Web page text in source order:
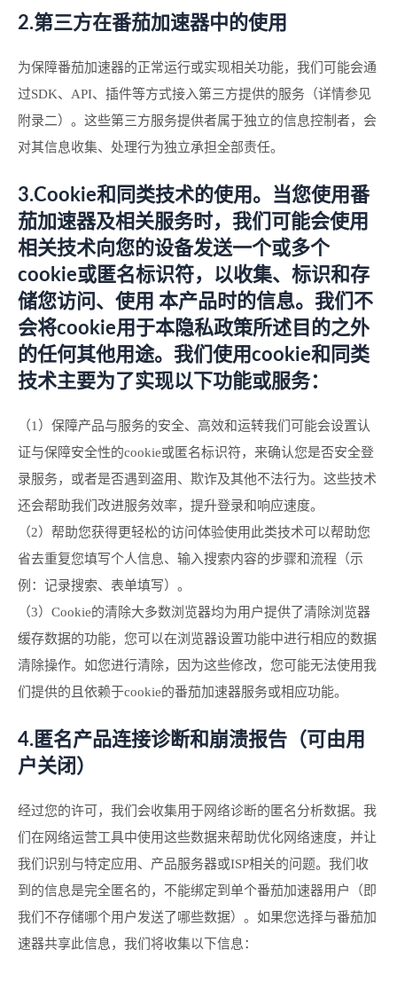
2.第三方在番茄加速器中的使用
为保障番茄加速器的正常运行或实现相关功能，我们可能会通
过SDK、API、插件等方式接入第三方提供的服务（详情参见
附录二）。这些第三方服务提供者属于独立的信息控制者，会
对其信息收集、处理行为独立承担全部责任。
3.Cookie和同类技术的使用。当您使用番
茄加速器及相关服务时，我们可能会使用
相关技术向您的设备发送一个或多个
cookie或匿名标识符，以收集、标识和存
储您访问、使用 本产品时的信息。我们不
会将cookie用于本隐私政策所述目的之外
的任何其他用途。我们使用cookie和同类
技术主要为了实现以下功能或服务：
（1）保障产品与服务的安全、高效和运转我们可能会设置认
证与保障安全性的cookie或匿名标识符，来确认您是否安全登
录服务，或者是否遇到盗用、欺诈及其他不法行为。这些技术
还会帮助我们改进服务效率，提升登录和响应速度。
（2）帮助您获得更轻松的访问体验使用此类技术可以帮助您
省去重复您填写个人信息、输入搜索内容的步骤和流程（示
例：记录搜索、表单填写）。
（3）Cookie的清除大多数浏览器均为用户提供了清除浏览器
缓存数据的功能，您可以在浏览器设置功能中进行相应的数据
清除操作。如您进行清除，因为这些修改，您可能无法使用我
们提供的且依赖于cookie的番茄加速器服务或相应功能。
4.匿名产品连接诊断和崩溃报告（可由用
户关闭）
经过您的许可，我们会收集用于网络诊断的匿名分析数据。我
们在网络运营工具中使用这些数据来帮助优化网络速度，并让
我们识别与特定应用、产品服务器或ISP相关的问题。我们收
到的信息是完全匿名的，不能绑定到单个番茄加速器用户（即
我们不存储哪个用户发送了哪些数据）。如果您选择与番茄加
速器共享此信息，我们将收集以下信息：